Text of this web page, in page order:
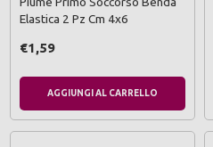
Elastica 2 Pz Cm 4x6
€1,59
AGGIUNGI AL CARRELLO